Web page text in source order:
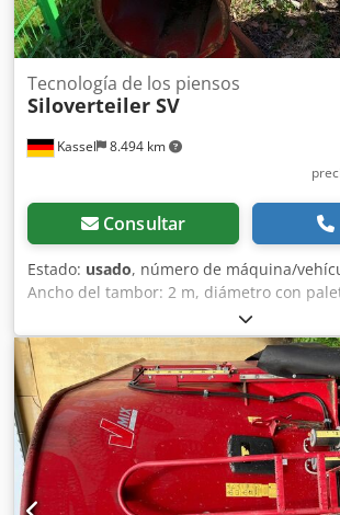
Kassel 8.494 km
Tecnología de los piensos
Siloverteiler SV
Consultar
Estado: usado, número de máquina/
Ancho del tambor: 2 m, diámetro con
de transmisión / Chsdpor Hn S Tjfx Ac Tea